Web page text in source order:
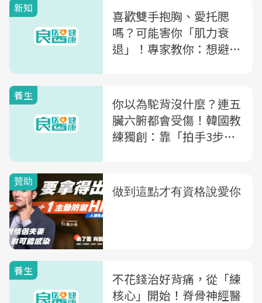
新知
喜歡雙手抱胸、愛托腮
嗎？可能害你「肌力衰
退」！專家教你：想避
養生
你以為駝背沒什麼？連五
臟六腑都會受傷！韓國教
練獨創：靠「拍手3步
養生
不花錢治好背痛，從「練
核心」開始！脊骨神經醫